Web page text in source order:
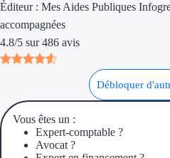
Éditeur : Mes Aides Publiques
accompagnées
4.8/5 sur 486 avis
Débloquer
Vous êtes un :
Expert-comptable ?
Avocat ?